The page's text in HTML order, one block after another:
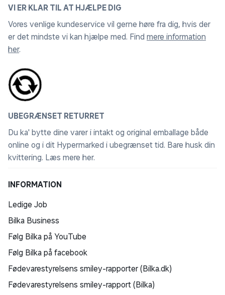
VI ER KLAR TIL AT HJÆLPE DIG
Vores venlige kundeservice vil gerne høre fra dig, hvis der
er det mindste vi kan hjælpe med. Find mere information
her.
UBEGRÆNSET RETURRET
Du ka' bytte dine varer i intakt og original emballage både
online og i dit Hypermarked i ubegrænset tid. Bare husk din
kvittering. Læs mere her.
INFORMATION
Ledige Job
Bilka Business
Følg Bilka på YouTube
Følg Bilka på facebook
Fødevarestyrelsens smiley-rapporter (Bilka.dk)
Fødevarestyrelsens smiley-rapport (Bilka)